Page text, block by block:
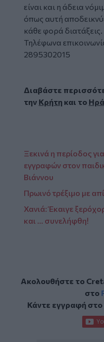
είναι και η άδεια
όπως αυτή
κάθε φορά διατάξεις.
Τηλέφωνα
2895302015
Διαβάστε
την Κρήτη και το
Ξεκινά η περίοδος για
εγγραφών στον
Βιάννου
Πρωινό τρέξιμο με
Χανιά: Έκαιγε
και ... συνελήφθη!
Ακολουθήστε το
στο
Κάντε εγγραφή στο